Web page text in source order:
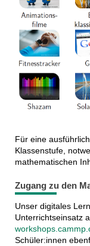
Für eine
Klassenstufe,
mathematischen
Zugang zu den
Unser digitales
Unterrichtseinsatz
Schüler:innen